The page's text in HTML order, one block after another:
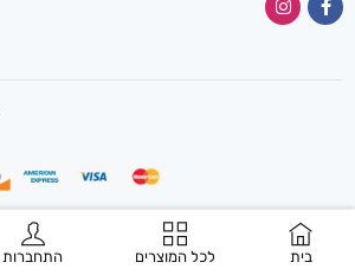
בית לכל המוצרים התחברות